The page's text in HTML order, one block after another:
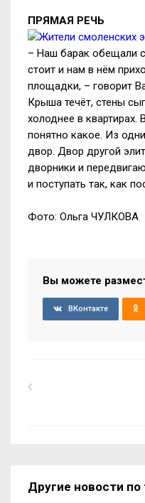
ПРЯМАЯ РЕЧЬ
– Наш барак обещали
стоит и нам в нём
площадки, – говорит
Крыша течёт, стены
холоднее в
понятно какое. Из
двор. Двор другой
дворники и
и поступать так, как
Фото: Ольга ЧУЛКОВА
Вы можете
ВКонтакте
Другие новости по